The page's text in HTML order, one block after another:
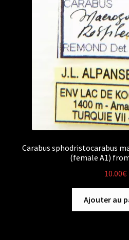
Carabus sphodristocarabus
(female A1)
10.00€
Ajouter au